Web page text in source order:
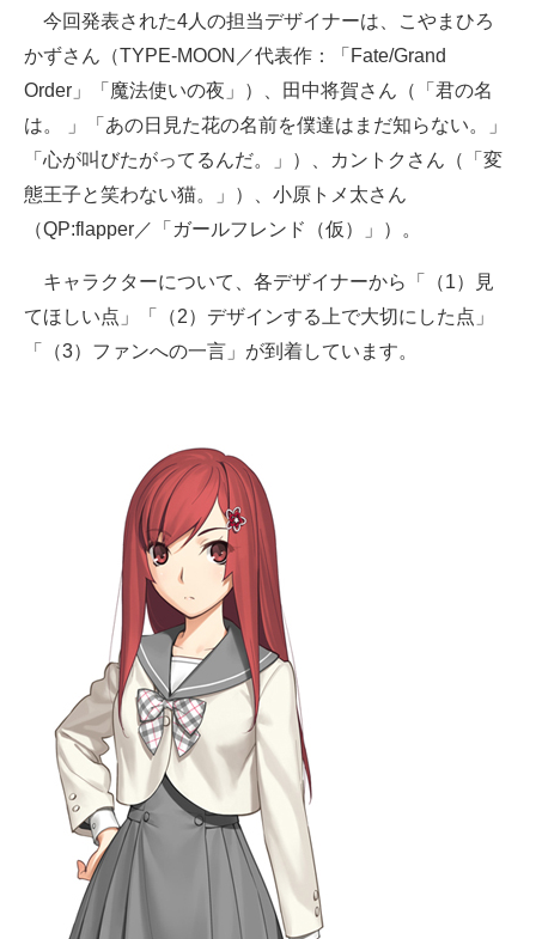
マーケ×ITの今がよく分かる
企業向けIT製品の総合サイト
製造業のIT導入・活用を支援
モノづくり技術者専門サイト
エレクトロニクス専門サイト
建設×テクノロジーの最前線
ちょっと気になるネットの話題
今回発表された4人の担当デザイナーは、こやまひろ
かずさん（TYPE-MOON／代表作：「Fate/Grand
Order」「魔法使いの夜」）、田中将賀さん（「君の名
は。 」「あの日見た花の名前を僕達はまだ知らない。」
「心が叫びたがってるんだ。」）、カントクさん（「変
態王子と笑わない猫。」）、小原トメ太さん
（QP:flapper／「ガールフレンド（仮）」）。
キャラクターについて、各デザイナーから「（1）見
てほしい点」「（2）デザインする上で大切にした点」
「（3）ファンへの一言」が到着しています。